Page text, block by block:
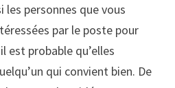
personnes que vous
par le poste pour
est probable qu’elles
qui convient bien. De